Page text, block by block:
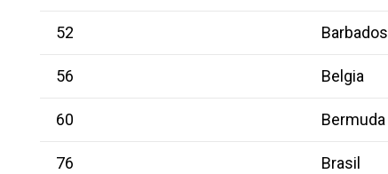
52 Barbados
56 Belgia
60 Bermuda
76 Brasil